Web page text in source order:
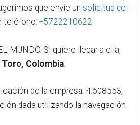
que envíe un solicitud de
teléfono: +5722210622
MUNDO. Si quiere llegar a ella,
Toro, Colombia
de la empresa: 4.608553,
dada utilizando la navegación